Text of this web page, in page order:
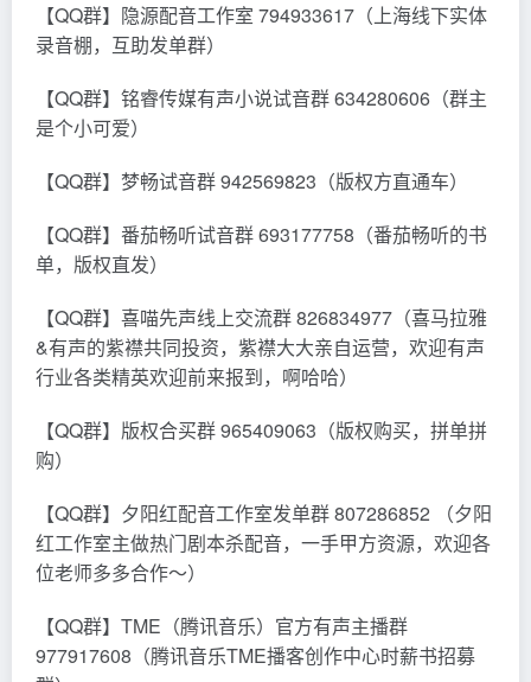
【QQ群】隐源配音工作室 794933617（上海线下实体
录音棚，互助发单群）
【QQ群】铭睿传媒有声小说试音群 634280606（群主
是个小可爱）
【QQ群】梦畅试音群 942569823（版权方直通车）
【QQ群】番茄畅听试音群 693177758（番茄畅听的书
单，版权直发）
【QQ群】喜喵先声线上交流群 826834977（喜马拉雅
&有声的紫襟共同投资，紫襟大大亲自运营，欢迎有声
行业各类精英欢迎前来报到，啊哈哈）
【QQ群】版权合买群 965409063（版权购买，拼单拼
购）
【QQ群】夕阳红配音工作室发单群 807286852 （夕阳
红工作室主做热门剧本杀配音，一手甲方资源，欢迎各
位老师多多合作～）
【QQ群】TME（腾讯音乐）官方有声主播群
977917608（腾讯音乐TME播客创作中心时薪书招募